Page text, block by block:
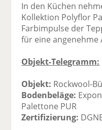
In den Küchen
Kollektion Polyflor
Farbimpulse der
für eine angenehme
Objekt-Telegramm:
Objekt: Rockwool-
Bodenbeläge:
Palettone PUR
Zertifizierung: